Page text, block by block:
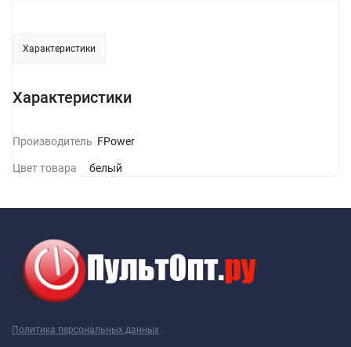
Характеристики
Характеристики
ПроизводительGFPower
Цвет товара белый
Политика персональных данных